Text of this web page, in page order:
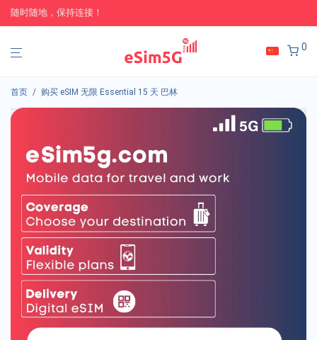
随时随地，保持连接！
0
首页 / 购买 eSIM 无限 Essential 15 天 巴林